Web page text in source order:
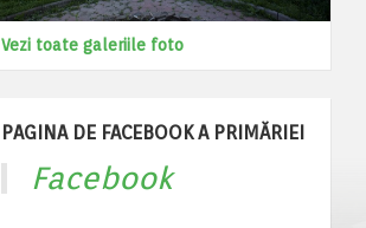
Vezi toate galeriile foto
PAGINA DE FACEBOOK A PRIMĂRIEI
Facebook